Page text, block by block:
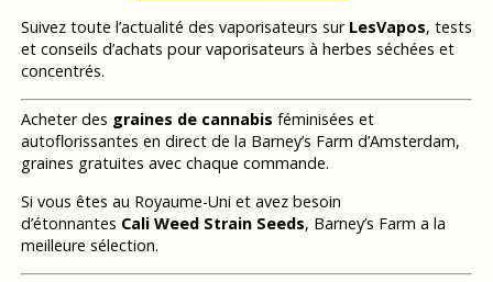
Suivez toute l’actualité des vaporisateurs sur LesVapos, tests
et conseils d’achats pour vaporisateurs à herbes séchées et
concentrés.
Acheter des graines de cannabis féminisées et
autoflorissantes en direct de la Barney’s Farm d’Amsterdam,
graines gratuites avec chaque commande.
Si vous êtes au Royaume-Uni et avez besoin
d’étonnantes Cali Weed Strain Seeds, Barney’s Farm a la
meilleure sélection.